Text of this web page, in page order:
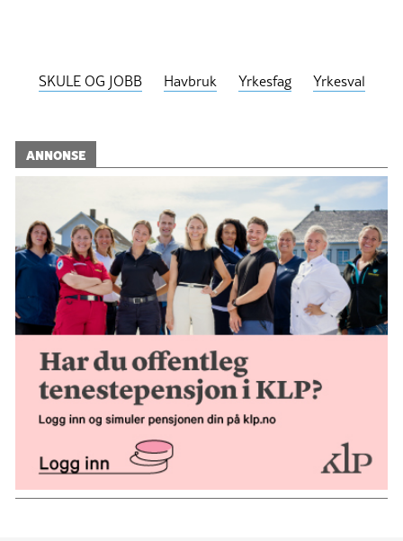
SKULE OG JOBB Havbruk Yrkesfag Yrkesval
ANNONSE